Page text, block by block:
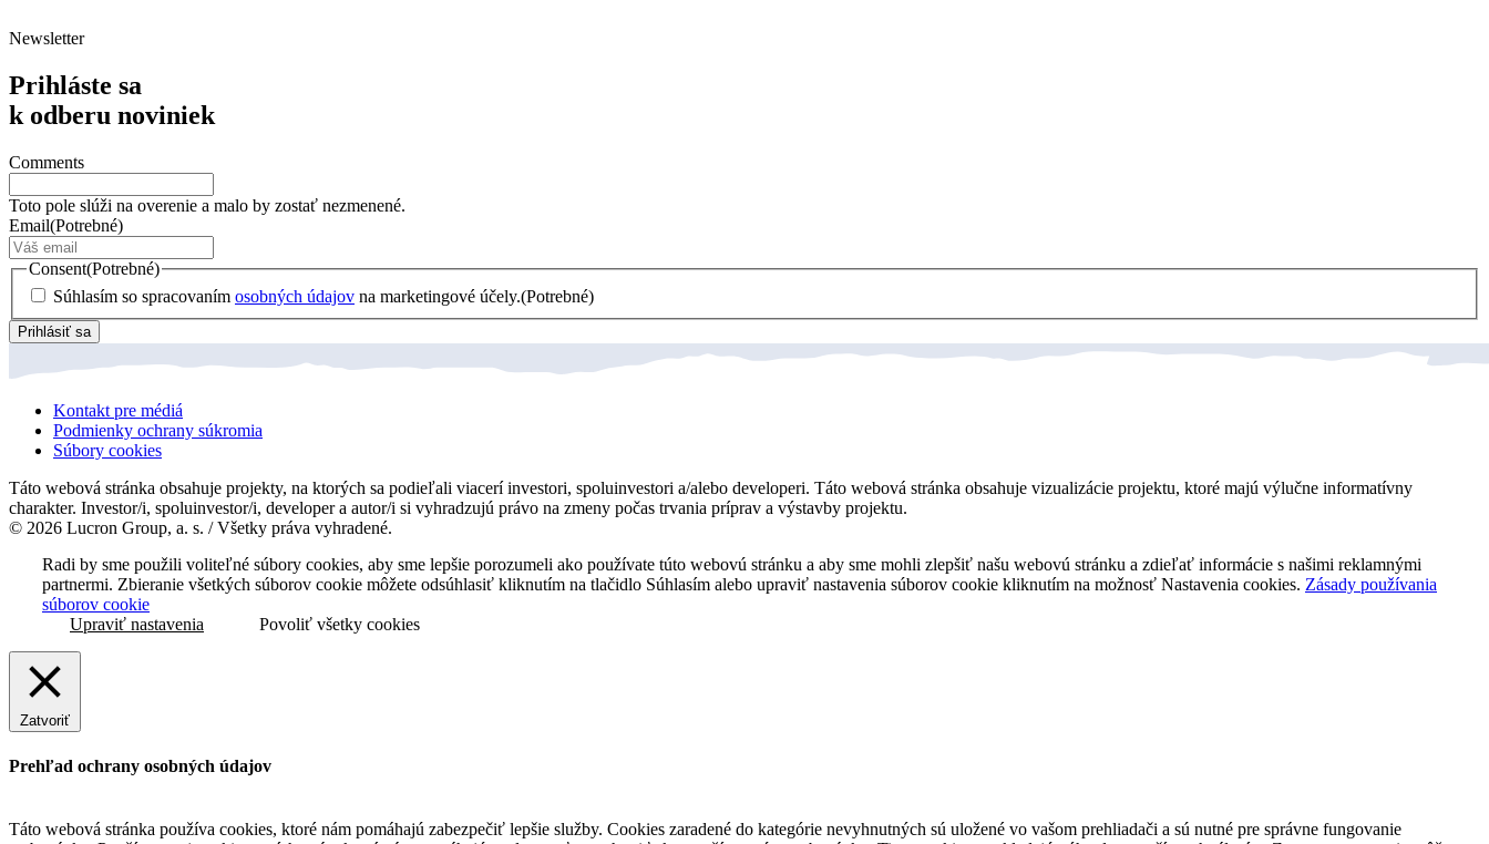
Newsletter
Prihláste sa
k odberu noviniek
Comments
Toto pole slúži na overenie a malo by zostať nezmenené.
Email(Potrebné)
Consent(Potrebné)
Súhlasím so spracovaním osobných údajov na marketingové účely.(Potrebné)
Prihlásiť sa
Kontakt pre médiá
Podmienky ochrany súkromia
Súbory cookies
Táto webová stránka obsahuje projekty, na ktorých sa podieľali viacerí investori, spoluinvestori a/alebo developeri. Táto webová stránka obsahuje vizualizácie projektu, ktoré majú výlučne informatívny
charakter. Investor/i, spoluinvestor/i, developer a autor/i si vyhradzujú právo na zmeny počas trvania príprav a výstavby projektu.
© 2026 Lucron Group, a. s. / Všetky práva vyhradené.
Radi by sme použili voliteľné súbory cookies, aby sme lepšie porozumeli ako používate túto webovú stránku a aby sme mohli zlepšiť našu webovú stránku a zdieľať informácie s našimi reklamnými
partnermi. Zbieranie všetkých súborov cookie môžete odsúhlasiť kliknutím na tlačidlo Súhlasím alebo upraviť nastavenia súborov cookie kliknutím na možnosť Nastavenia cookies. Zásady používania
súborov cookie
Upraviť nastavenia
Povoliť všetky cookies
Zatvoriť
Prehľad ochrany osobných údajov
Táto webová stránka používa cookies, ktoré nám pomáhajú zabezpečiť lepšie služby. Cookies zaradené do kategórie nevyhnutných sú uložené vo vašom prehliadači a sú nutné pre správne fungovanie